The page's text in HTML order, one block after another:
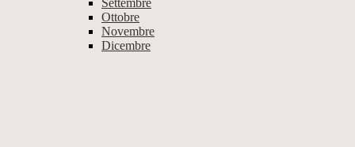
Settembre
Ottobre
Novembre
Dicembre